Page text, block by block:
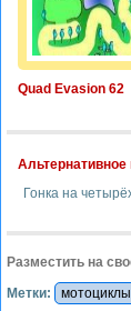
Quad Evasion 62
Альтернативное
Гонка на
Разместить на
Метки:
мотоциклы